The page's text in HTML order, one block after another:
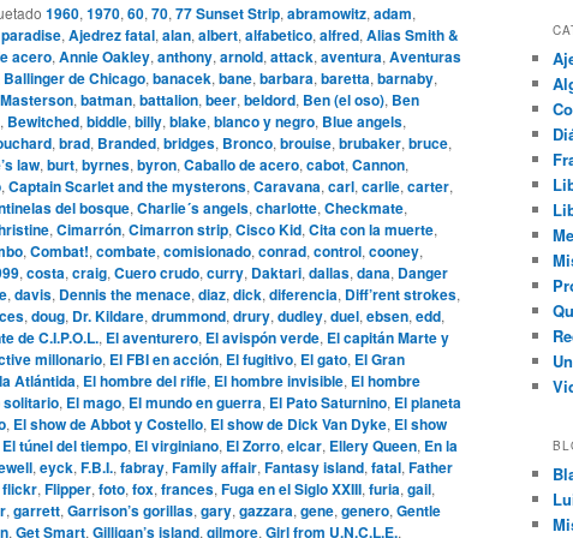
1960, 1970, 60, 70, 77 Sunset Strip, abramowitz, adam,
, Ajedrez fatal, alan, albert, alfabetico, alfred, Alias Smith &
acero, Annie Oakley, anthony, arnold, attack, aventura, Aventuras
Ballinger de Chicago, banacek, bane, barbara, baretta, barnaby,
, batman, battalion, beer, beldord, Ben (el oso), Ben
, Bewitched, biddle, billy, blake, blanco y negro, Blue angels,
, brad, Branded, bridges, Bronco, brouise, brubaker, bruce,
law, burt, byrnes, byron, Caballo de acero, cabot, Cannon,
, Captain Scarlet and the mysterons, Caravana, carl, carlie, carter,
del bosque, Charlie´s angels, charlotte, Checkmate,
, Cimarrón, Cimarron strip, Cisco Kid, Cita con la muerte,
, Combat!, combate, comisionado, conrad, control, cooney,
, costa, craig, Cuero crudo, curry, Daktari, dallas, dana, Danger
, davis, Dennis the menace, diaz, dick, diferencia, Diff’rent strokes,
, doug, Dr. Kildare, drummond, drury, dudley, duel, ebsen, edd,
de C.I.P.O.L., El aventurero, El avispón verde, El capitán Marte y
millonario, El FBI en acción, El fugitivo, El gato, El Gran
Atlántida, El hombre del rifle, El hombre invisible, El hombre
solitario, El mago, El mundo en guerra, El Pato Saturnino, El planeta
, El show de Abbot y Costello, El show de Dick Van Dyke, El show
El túnel del tiempo, El virginiano, El Zorro, elcar, Ellery Queen, En la
, eyck, F.B.I., fabray, Family affair, Fantasy island, fatal, Father
flickr, Flipper, foto, fox, frances, Fuga en el Siglo XXIII, furia, gail,
, garrett, Garrison’s gorillas, gary, gazzara, gene, genero, Gentle
, Get Smart, Gilligan’s island, gilmore, Girl from U.N.C.L.E.,